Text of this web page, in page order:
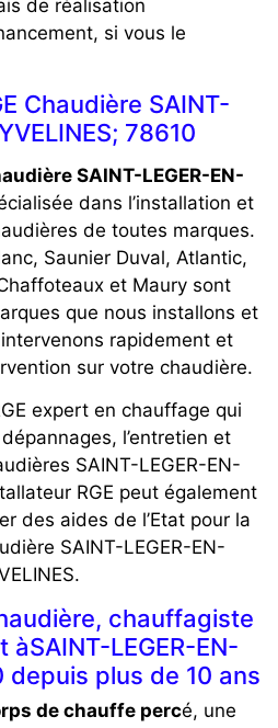
de réalisation
si vous le
Chaudière SAINT-
78610
SAINT-LEGER-EN-
dans l’installation et
de toutes marques.
Saunier Duval, Atlantic,
et Maury sont
que nous installons et
rapidement et
sur votre chaudière.
expert en chauffage qui
l’entretien et
SAINT-LEGER-EN-
RGE peut également
des aides de l’Etat pour la
SAINT-LEGER-EN-
chauffagiste
LEGER-EN-
depuis plus de 10 ans
de chauffe percé, une